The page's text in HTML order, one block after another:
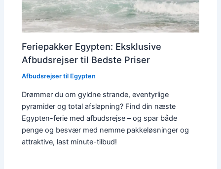
Feriepakker Egypten: Eksklusive
Afbudsrejser til Bedste Priser
Afbudsrejser til Egypten
Drømmer du om gyldne strande, eventyrlige
pyramider og total afslapning? Find din næste
Egypten-ferie med afbudsrejse – og spar både
penge og besvær med nemme pakkeløsninger og
attraktive, last minute-tilbud!